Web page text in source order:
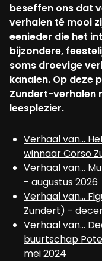
beseffen ons dat
verhalen té mooi
eenieder die het
bijzondere,
soms droevige
kanalen. Op deze
Zundert-verhalen
leesplezier.
Verhaal van...
winnaar Corso
Verhaal van...
- augustus 2026
Verhaal van...
Zundert) -
Verhaal van...
buurtschap
mei 2024